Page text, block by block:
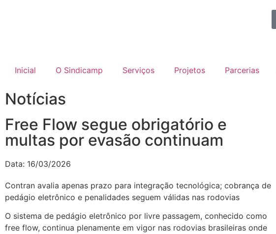
Inicial O Sindicamp Serviços Projetos Parcerias
Notícias
Free Flow segue obrigatório e
multas por evasão continuam
Data: 16/03/2026
Contran avalia apenas prazo para integração tecnológica; cobrança de
pedágio eletrônico e penalidades seguem válidas nas rodovias
O sistema de pedágio eletrônico por livre passagem, conhecido como
free flow, continua plenamente em vigor nas rodovias brasileiras onde